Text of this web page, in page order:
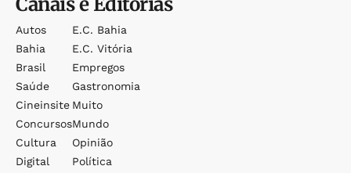
Autos
Bahia
Brasil
Saúde
Cineinsite
Concursos
Cultura
Digital
E.c. Bahia
E.c. Vitória
Empregos
Gastronomia
Muito
Mundo
Opinião
Política